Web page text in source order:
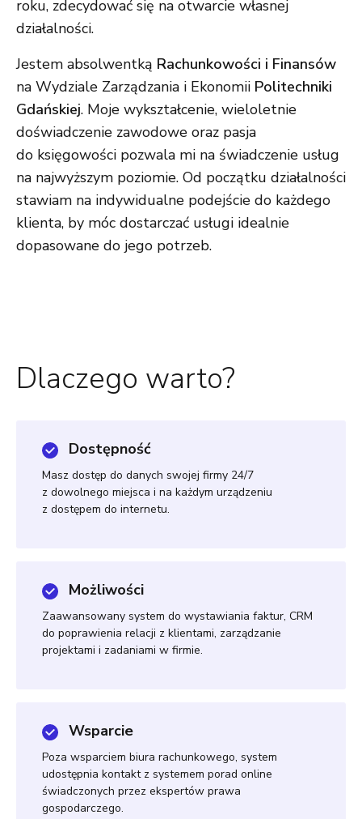
roku, zdecydować się na otwarcie własnej
działalności.
Jestem absolwentką Rachunkowości i Finansów
na Wydziale Zarządzania i Ekonomii Politechniki
Gdańskiej. Moje wykształcenie, wieloletnie
doświadczenie zawodowe oraz pasja
do księgowości pozwala mi na świadczenie usług
na najwyższym poziomie. Od początku działalności
stawiam na indywidualne podejście do każdego
klienta, by móc dostarczać usługi idealnie
dopasowane do jego potrzeb.
Dlaczego warto?
Dostępność
Masz dostęp do danych swojej firmy 24/7
z dowolnego miejsca i na każdym urządzeniu
z dostępem do internetu.
Możliwości
Zaawansowany system do wystawiania faktur, CRM
do poprawienia relacji z klientami, zarządzanie
projektami i zadaniami w firmie.
Wsparcie
Poza wsparciem biura rachunkowego, system
udostępnia kontakt z systemem porad online
świadczonych przez ekspertów prawa
gospodarczego.